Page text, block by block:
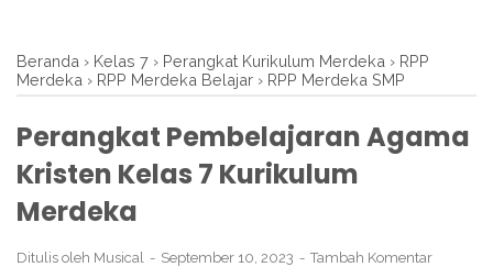
Beranda › Kelas 7 › Perangkat Kurikulum Merdeka › RPP
Merdeka › RPP Merdeka Belajar › RPP Merdeka SMP
Perangkat Pembelajaran Agama
Kristen Kelas 7 Kurikulum
Merdeka
Ditulis oleh Musical September 10, 2023 Tambah Komentar